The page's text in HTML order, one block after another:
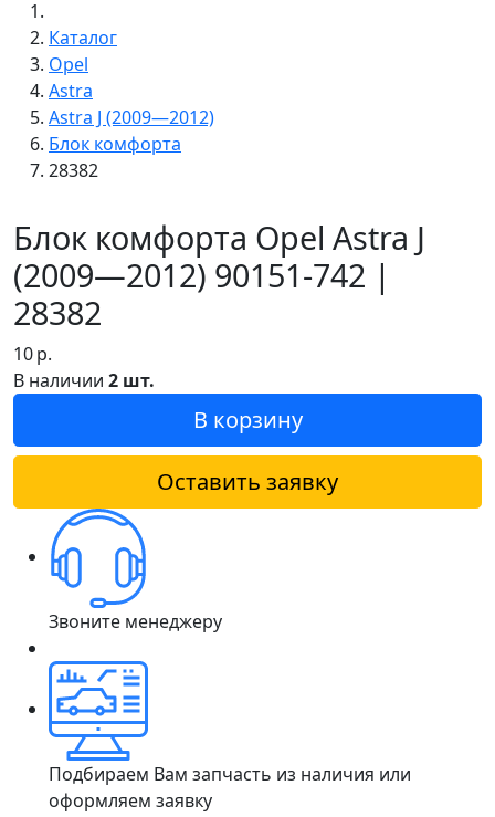
Каталог
Opel
Astra
Astra J (2009—2012)
Блок комфорта
28382
Блок комфорта Opel Astra J
(2009—2012) 90151-742 |
28382
10р.
В наличии 2 шт.
В корзину
Оставить заявку
Звоните менеджеру
Подбираем Вам запчасть из наличия или
оформляем заявку